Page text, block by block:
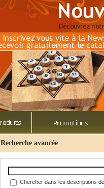
Recherche avancée
Chercher dans les descriptions